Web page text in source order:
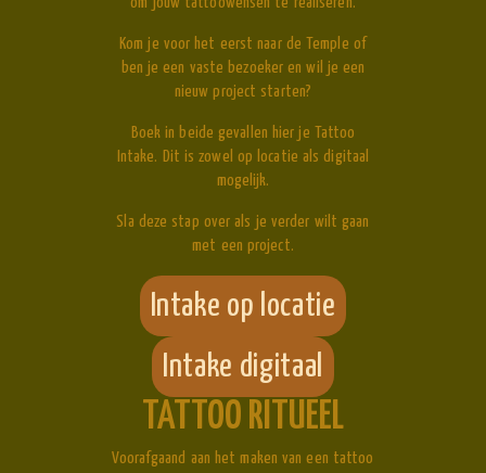
Kom je voor het eerst naar de Temple of
ben je een vaste bezoeker en wil je een
nieuw project starten?
Boek in beide gevallen hier je Tattoo
Intake. Dit is zowel op locatie als digitaal
mogelijk.
Sla deze stap over als je verder wilt gaan
met een project.
Intake op locatie
Intake digitaal
TATTOO RITUEEL
Voorafgaand aan het maken van een tattoo